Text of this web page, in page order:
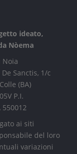
ideato,
Nòema
Noia
Sanctis, 1/c
(BA)
P.I.
550012
ai siti
del loro
variazioni